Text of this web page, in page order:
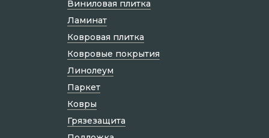
Виниловая плитка
Ламинат
Ковровая плитка
Ковровые покрытия
Линолеум
Паркет
Ковры
Грязезащита